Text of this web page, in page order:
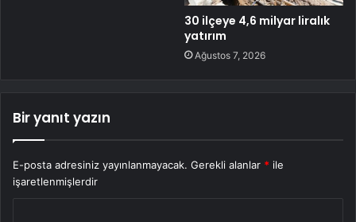
30 ilçeye 4,6 milyar liralık
yatırım
Ağustos 7, 2026
Bir yanıt yazın
E-posta adresiniz yayınlanmayacak. Gerekli alanlar * ile
işaretlenmişlerdir